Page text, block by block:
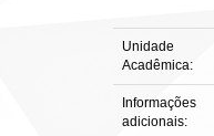
Unidade
Acadêmica:
Informações
adicionais: